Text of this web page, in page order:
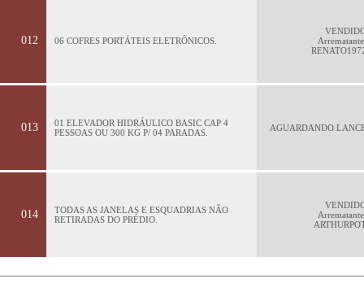
012 06 COFRES PORTÁTEIS ELETRÔNICOS.
013
01 ELEVADOR HIDRÁULICO BASIC CAP 4
PESSOAS OU 300 KG P/ 04 PARADAS.
AGUARDANDO
014
TODAS AS JANELAS E ESQUADRIAS NÃO
RETIRADAS DO PRÉDIO.